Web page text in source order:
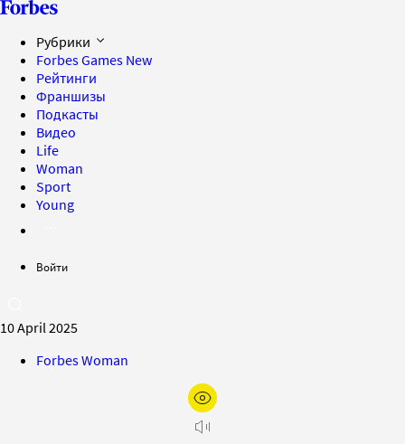
Рубрики
Forbes Games New
Рейтинги
Франшизы
Подкасты
Видео
Life
Woman
Sport
Young
Войти
10 April 2025
Forbes Woman